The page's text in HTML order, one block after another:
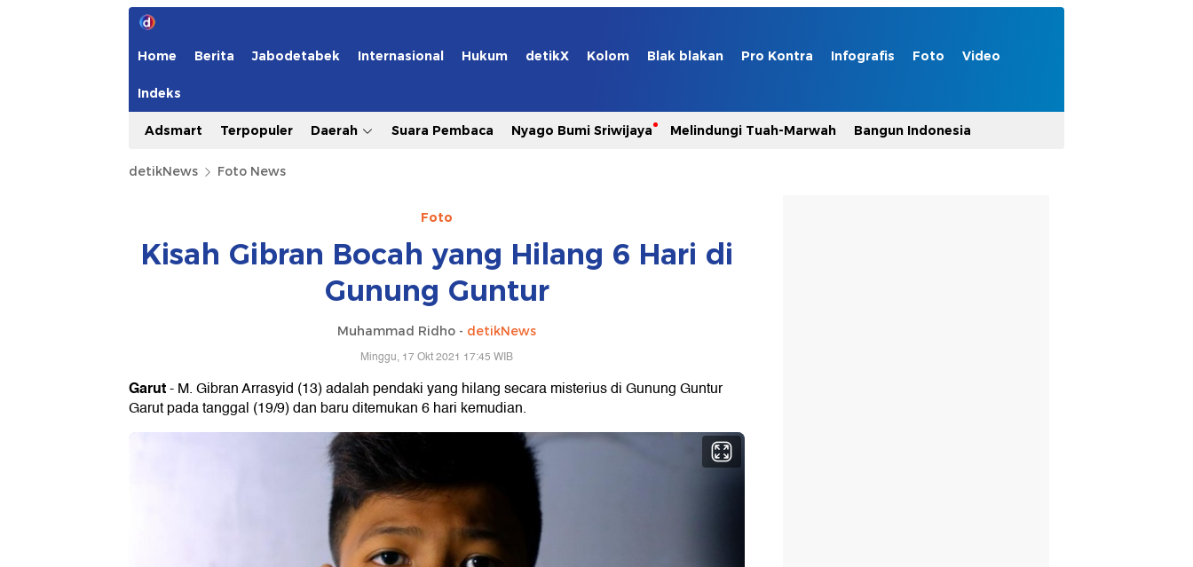
Home Berita Jabodetabek Internasional Hukum detikX Kolom Blak blakan Pro Kontra Infografis Foto Video
Indeks
Adsmart Terpopuler Daerah Suara Pembaca Nyago Bumi Sriwijaya Melindungi Tuah-Marwah Bangun Indonesia
detikNews Foto News
Foto
Kisah Gibran Bocah yang Hilang 6 Hari di
Gunung Guntur
Muhammad Ridho - detikNews
Minggu, 17 Okt 2021 17:45 WIB
Garut- M. Gibran Arrasyid (13) adalah pendaki yang hilang secara misterius di Gunung Guntur
Garut pada tanggal (19/9) dan baru ditemukan 6 hari kemudian.